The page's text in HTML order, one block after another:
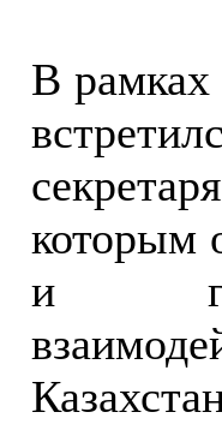
В рамках
которым
и